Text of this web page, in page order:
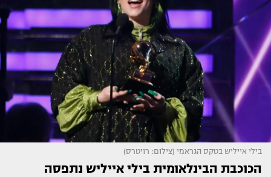
בילי אייליש בטקס הגראמי (צילום: רויטרס)
הכוכבת הבינלאומית בילי אייליש נתפסה